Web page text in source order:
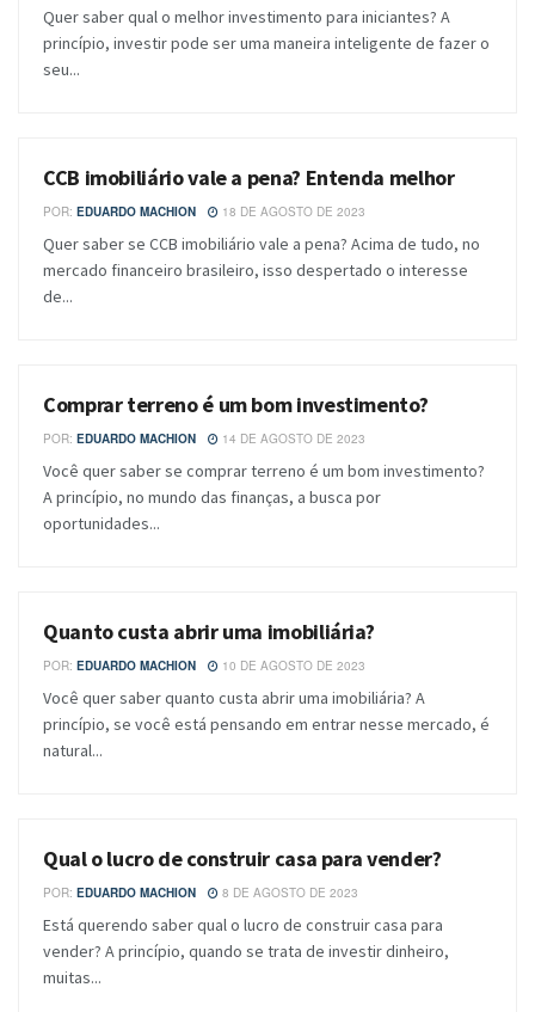
Quer saber qual o melhor investimento para iniciantes? A
princípio, investir pode ser uma maneira inteligente de fazer o
seu...
BLOG
CCB imobiliário vale a pena? Entenda melhor
POR: EDUARDO MACHION 18 DE AGOSTO DE 2023
Quer saber se CCB imobiliário vale a pena? Acima de tudo, no
mercado financeiro brasileiro, isso despertado o interesse
de...
BLOG
Comprar terreno é um bom investimento?
POR: EDUARDO MACHION 14 DE AGOSTO DE 2023
Você quer saber se comprar terreno é um bom investimento?
A princípio, no mundo das finanças, a busca por
oportunidades...
BLOG
Quanto custa abrir uma imobiliária?
POR: EDUARDO MACHION 10 DE AGOSTO DE 2023
Você quer saber quanto custa abrir uma imobiliária? A
princípio, se você está pensando em entrar nesse mercado, é
natural...
BLOG
Qual o lucro de construir casa para vender?
POR: EDUARDO MACHION 8 DE AGOSTO DE 2023
Está querendo saber qual o lucro de construir casa para
vender? A princípio, quando se trata de investir dinheiro,
muitas...